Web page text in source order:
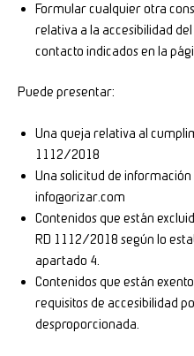
Formular cualquier otra
relativa a la accesibilidad
contacto indicados en la
Puede presentar:
Una queja relativa al
1112/2018
Una solicitud de
info@orizar.com
Contenidos que están
RD 1112/2018 según lo
apartado 4.
Contenidos que están
requisitos de accesibilidad
desproporcionada.